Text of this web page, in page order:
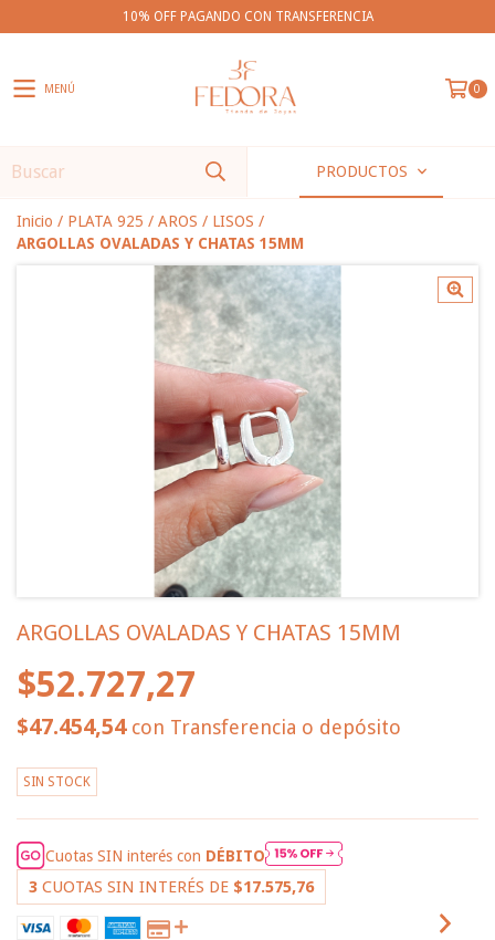
10% OFF PAGANDO CON TRANSFERENCIA
MENÚ 0
PRODUCTOS
Inicio / PLATA 925 / AROS / LISOS /
ARGOLLAS OVALADAS Y CHATAS 15MM
ARGOLLAS OVALADAS Y CHATAS 15MM
$52.727,27
$47.454,54 con Transferencia o depósito
SIN STOCK
Cuotas SIN interés con DÉBITO
3 CUOTAS SIN INTERÉS DE $17.575,76